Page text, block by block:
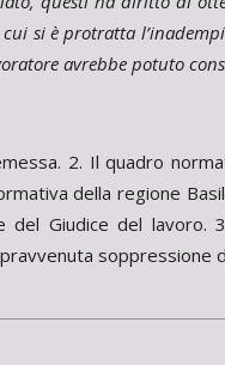
si è protratta
avrebbe potuto
2. Il quadro
della regione
del Giudice del lavoro.
soppressione